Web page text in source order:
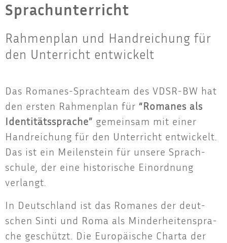
Sprachunterricht
Rahmenplan und Handreichung für
den Unterricht entwickelt
Das Roma­nes-Sprach­team des VDSR-BW hat
den ers­ten Rah­men­plan für “Roma­nes als
Iden­ti­täts­spra­che” gemein­sam mit einer
Hand­rei­chung für den Unter­richt ent­wi­ckelt.
Das ist ein Mei­len­stein für unse­re Sprach­
schu­le, der eine his­to­ri­sche Ein­ord­nung
verlangt.
In Deutsch­land ist das Roma­nes der deut­
schen Sin­ti und Roma als Min­der­hei­ten­spra­
che geschützt. Die Euro­päi­sche Char­ta der